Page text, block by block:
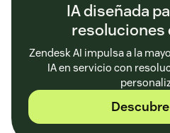
IA diseñada
resoluciones
Zendesk AI impulsa a la
IA en servicio con